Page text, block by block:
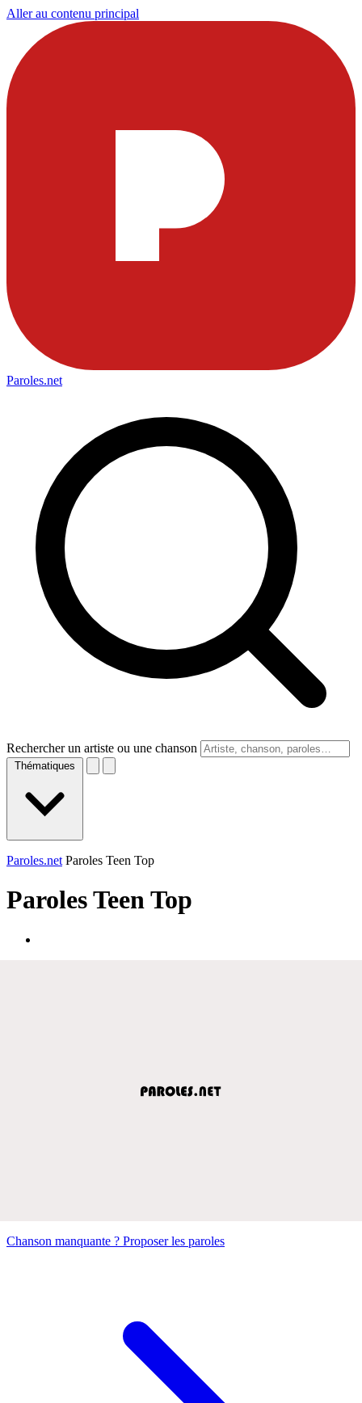
Aller au contenu principal
Paroles.net
Rechercher un artiste ou une chanson
Thématiques
Paroles.net Paroles Teen Top
ParolesTeen Top
Chanson manquante ? Proposer les paroles